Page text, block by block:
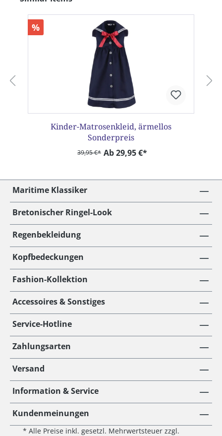
%
Kinder-Matrosenkleid, ärmellos
Sonderpreis
39,95 €* Ab 29,95 €*
Maritime Klassiker
Bretonischer Ringel-Look
Regenbekleidung
Kopfbedeckungen
Fashion-Kollektion
Accessoires & Sonstiges
Service-Hotline
Zahlungsarten
Versand
Information & Service
Kundenmeinungen
* Alle Preise inkl. gesetzl. Mehrwertsteuer zzgl.